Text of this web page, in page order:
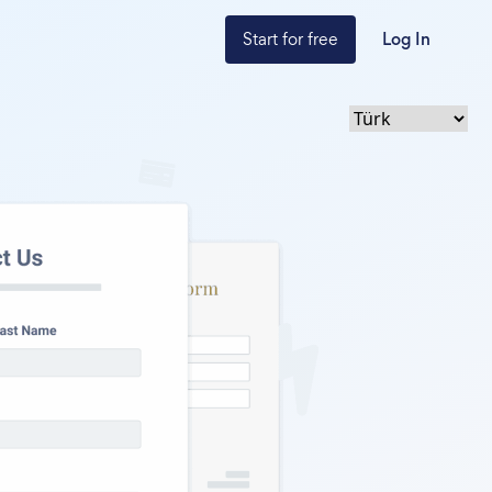
Start for free Log In